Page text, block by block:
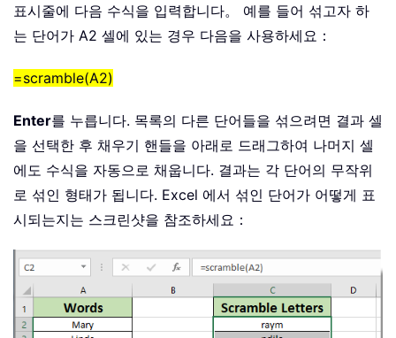
표시줄에 다음 수식을 입력합니다。 예를 들어 섞고자 하
는 단어가 A2 셀에 있는 경우 다음을 사용하세요：
=scramble(A2)
Enter를 누릅니다. 목록의 다른 단어들을 섞으려면 결과 셀
을 선택한 후 채우기 핸들을 아래로 드래그하여 나머지 셀
에도 수식을 자동으로 채웁니다. 결과는 각 단어의 무작위
로 섞인 형태가 됩니다. Excel 에서 섞인 단어가 어떻게 표
시되는지는 스크린샷을 참조하세요：